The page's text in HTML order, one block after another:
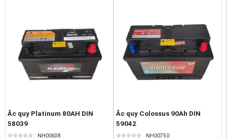
Ắc quy Platinum 80AH DIN
58039
NH00638
Ắc quy Colossus 90Ah DIN
59042
NH00750